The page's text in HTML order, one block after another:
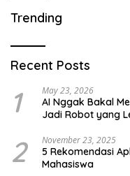
Trending
Recent Posts
1 May 23, 2026
AI Nggak Bakal
Jadi Robot yang
2 November 23, 2025
5 Rekomendasi
Mahasiswa